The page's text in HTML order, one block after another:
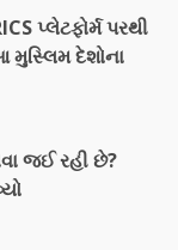
પ્લેટફોર્મ પરથી
મુસ્લિમ દેશોના
જઈ રહી છે?